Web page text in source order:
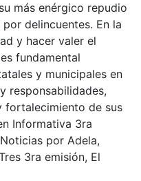
más enérgico repudio
delincuentes. En la
y hacer valer el
fundamental
y municipales en
responsabilidades,
fortalecimiento de sus
Informativa 3ra
por Adela,
3ra emisión, El